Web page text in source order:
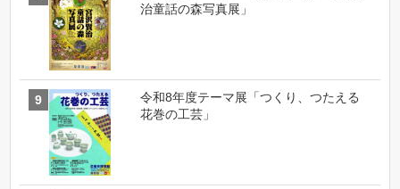
治童話の森写真展」
令和8年度テーマ展「つくり、つたえる
花巻の工芸」